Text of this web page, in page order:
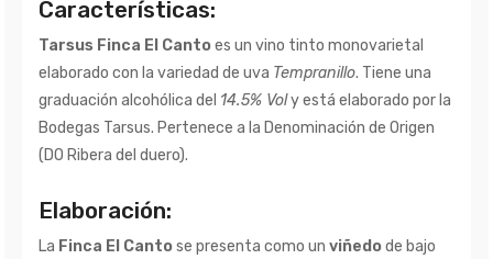
Características:
Tarsus Finca El Cantoes un vino tinto monovarietal
elaborado con la variedad de uva Tempranillo. Tiene una
graduación alcohólica del 14.5% Voly está elaborado por la
Bodegas Tarsus. Pertenece a la Denominación de Origen
(DO Ribera del duero).
Elaboración:
La Finca El Cantose presenta como un viñedode bajo